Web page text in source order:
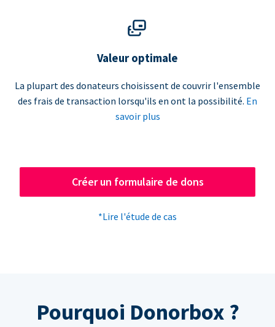
Valeur optimale
La plupart des donateurs choisissent de couvrir l'ensemble
des frais de transaction lorsqu'ils en ont la possibilité. En
savoir plus
Créer un formulaire de dons
*Lire l'étude de cas
Pourquoi Donorbox ?